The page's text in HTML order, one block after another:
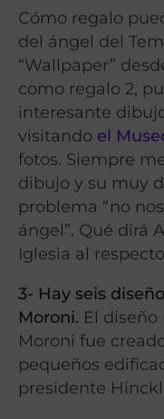
Cómo regalo
del ángel del
“Wallpaper”
como regalo 2,
interesante
visitando el
fotos. Siempre
dibujo y su muy
problema “no
ángel”. Qué dirá
Iglesia al
3- Hay seis
Moroni. El
Moroni fue
pequeños
presidente